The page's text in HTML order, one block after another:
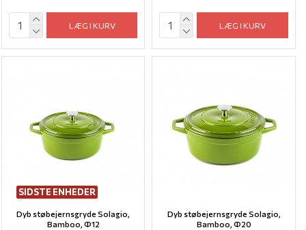
LÆG I KURV LÆG I KURV
SIDSTE ENHEDER
Dyb støbejernsgryde Solagio,
Bamboo, Ф12
Dyb støbejernsgryde Solagio,
Bamboo, Ф20